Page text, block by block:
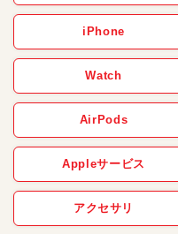
iPhone
Watch
AirPods
Appleサービス
アクセサリ